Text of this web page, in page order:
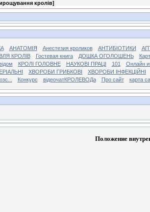
кролів]
АНАТОМІЯ Анестезия кроликов АНТИБІОТИКИ
КРОЛІВ Гостевая книга ДОШКА ОГОЛОШЕНЬ
КРОЛІ ГОЛОВНЕ НАУКОВІ ПРАЦІ 101
Онлайн
ХВОРОБИ ГРИБКОВІ
ХВОРОБИ ІНФЕКЦІЙНІ
Конкурс відеочатКРОЛЕВОДа Про сайт карта
Положение